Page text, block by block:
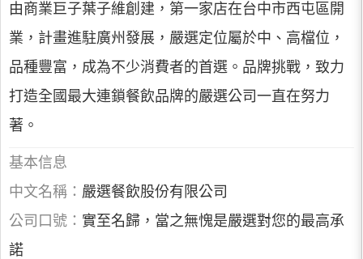
由商業巨子葉子維創建，第一家店在台中市西屯區開
業，計畫進駐廣州發展，嚴選定位屬於中、高檔位，
品種豐富，成為不少消費者的首選。品牌挑戰，致力
打造全國最大連鎖餐飲品牌的嚴選公司一直在努力
著。
基本信息
中文名稱： 嚴選餐飲股份有限公司
公司口號： 實至名歸，當之無愧是嚴選對您的最高承
諾